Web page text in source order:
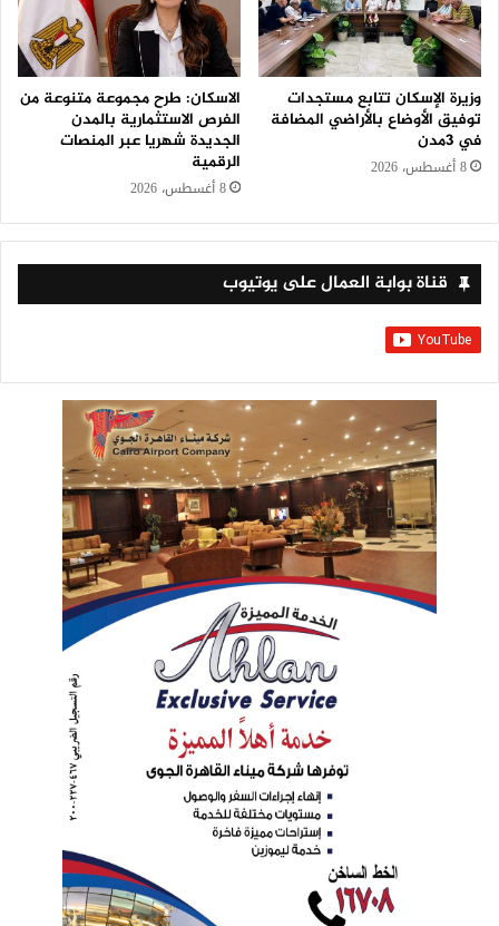
وزيرة الإسكان تتابع مستجدات
توفيق الأوضاع بالأراضي المضافة
في 3مدن
8 أغسطس، 2026
الاسكان: طرح مجموعة متنوعة من
الفرص الاستثمارية بالمدن
الجديدة شهريا عبر المنصات
الرقمية
8 أغسطس، 2026
قناة بوابة العمال على يوتيوب